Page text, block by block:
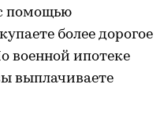
помощью
более дорогое
военной ипотеке
выплачиваете